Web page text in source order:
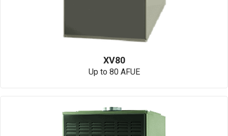
XV80
Up to 80 AFUE